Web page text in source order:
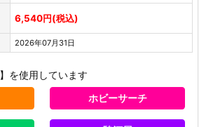
6,540円(税込)
2026年07月31日
を使用しています
ホビーサーチ